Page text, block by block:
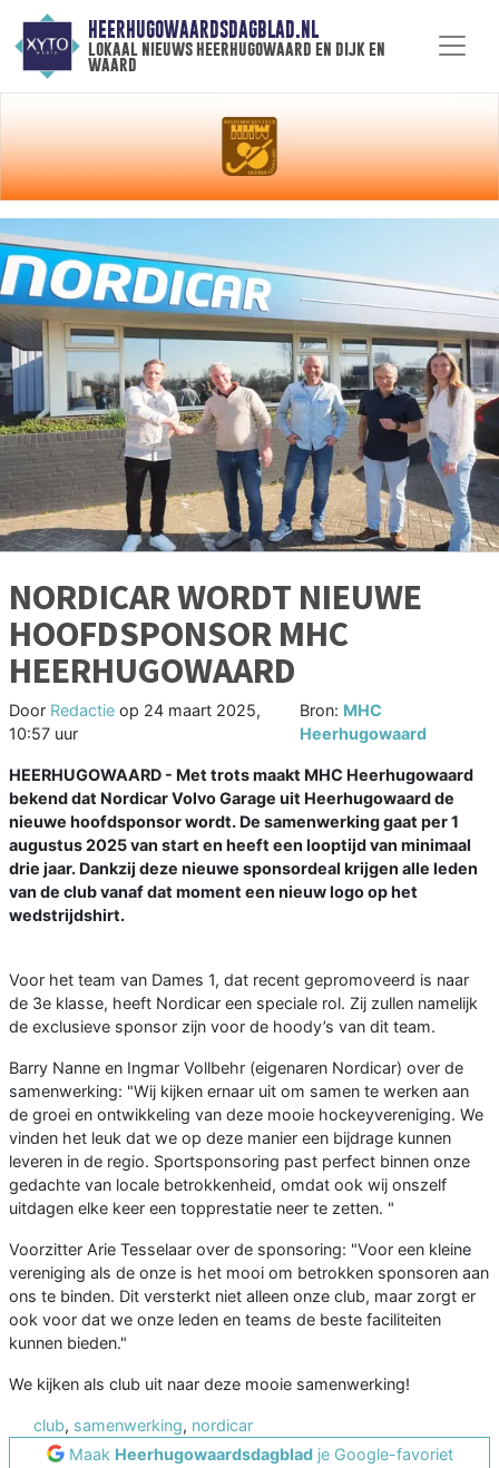
HEERHUGOWAARDSDAGBLAD.NL
lokaal nieuws heerhugowaard en dijk en
waard
NORDICAR WORDT NIEUWE
HOOFDSPONSOR MHC
HEERHUGOWAARD
Door Redactie op 24 maart 2025,
10:57 uur
Bron: MHC
Heerhugowaard
HEERHUGOWAARD - Met trots maakt MHC Heerhugowaard
bekend dat Nordicar Volvo Garage uit Heerhugowaard de
nieuwe hoofdsponsor wordt. De samenwerking gaat per 1
augustus 2025 van start en heeft een looptijd van minimaal
drie jaar. Dankzij deze nieuwe sponsordeal krijgen alle leden
van de club vanaf dat moment een nieuw logo op het
wedstrijdshirt.
Voor het team van Dames 1, dat recent gepromoveerd is naar
de 3e klasse, heeft Nordicar een speciale rol. Zij zullen namelijk
de exclusieve sponsor zijn voor de hoody’s van dit team.
Barry Nanne en Ingmar Vollbehr (eigenaren Nordicar) over de
samenwerking: "Wij kijken ernaar uit om samen te werken aan
de groei en ontwikkeling van deze mooie hockeyvereniging. We
vinden het leuk dat we op deze manier een bijdrage kunnen
leveren in de regio. Sportsponsoring past perfect binnen onze
gedachte van locale betrokkenheid, omdat ook wij onszelf
uitdagen elke keer een topprestatie neer te zetten. "
Voorzitter Arie Tesselaar over de sponsoring: "Voor een kleine
vereniging als de onze is het mooi om betrokken sponsoren aan
ons te binden. Dit versterkt niet alleen onze club, maar zorgt er
ook voor dat we onze leden en teams de beste faciliteiten
kunnen bieden."
We kijken als club uit naar deze mooie samenwerking!
club, samenwerking, nordicar
Maak Heerhugowaardsdagbladje Google-favoriet